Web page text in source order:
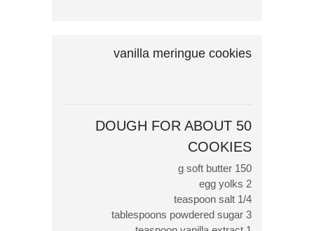
vanilla meringue cookies
DOUGH FOR ABOUT 50
COOKIES
150 g soft butter
2 egg yolks
1/4 teaspoon salt
3 tablespoons powdered sugar